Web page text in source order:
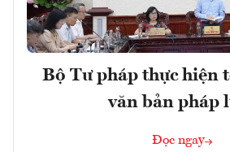
Bộ Tư pháp thực hiện
văn bản pháp
Đọc ngay